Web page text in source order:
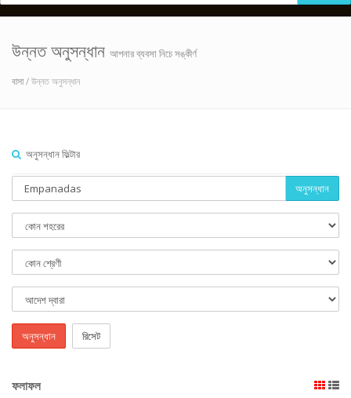
উন্নত অনুসন্ধান আপনার ব্যবসা নিচে সঙ্কীর্ণ
বাসা/ উন্নত অনুসন্ধান
অনুসন্ধান ফিল্টার
অনুসন্ধান
অনুসন্ধান রিসেট
ফলাফল